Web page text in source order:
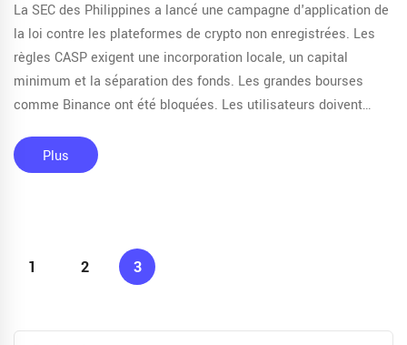
La SEC des Philippines a lancé une campagne d'application de
la loi contre les plateformes de crypto non enregistrées. Les
règles CASP exigent une incorporation locale, un capital
minimum et la séparation des fonds. Les grandes bourses
comme Binance ont été bloquées. Les utilisateurs doivent
Plus
1 2 3